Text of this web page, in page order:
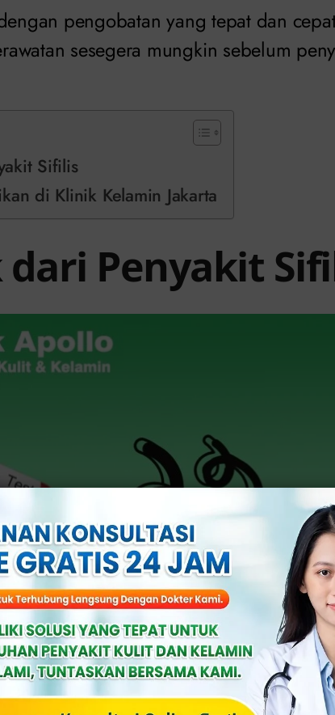
pengobatan yang tepat dan
sesegera mungkin sebelum
Sifilis
di Klinik Kelamin Jakarta
Penyakit